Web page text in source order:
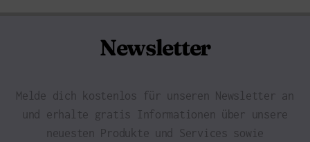
Newsletter
Melde dich kostenlos für unseren Newsletter an
und erhalte gratis Informationen über unsere
neuesten Produkte und Services sowie